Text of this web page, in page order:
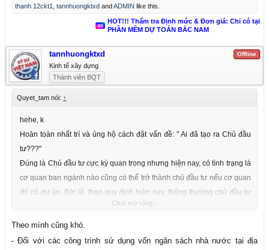
thanh 12ckt1 tannhuongktxd andADMIN like this.
HOT!!! Thẩm tra Định mức & Đơn giá: Chỉ có tại
PHẦN MỀM DỰ TOÁN BẮC NAM
Offline
tannhuongktxd
Kinh tế xây dựng
Thành viên BQT
Quyet_tam nói: ↑
hehe, k
Hoàn toàn nhất trí và ủng hộ cách đặt vấn đề: " Ai đã tạo ra Chủ đầu
tư???"
Đúng là Chủ đầu tư cực kỳ quan trọng nhưng hiện nay, có tình trạng là
cơ quan ban ngành nào cũng có thể trở thành chủ đầu tư nếu cơ quan
đó có dự án. Bởi lẽ, theo quy định hiện nay, thông thường chủ đầu tư
chính là đơn vị quản lý, sử dụng công trình. Dẫn đến rất nhiều đơn vị,
cơ quan được chỉ định làm chủ đầu tư nhưng lại không có nghiệp vụ,
kinh nghiệm làm chủ đầu tư. Khổ cái là ai cũng muốn làm chủ đầu tư.
Click mở rộng...
Theo mình cũng khó.
- Đối với các công trình sử dụng vốn ngân sách nhà nước tại địa